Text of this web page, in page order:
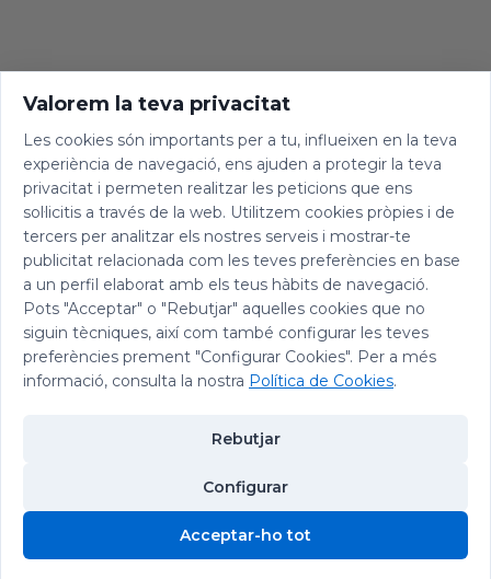
Política de privacitat|Política de Cookies
Xarxes Socials
Valorem la teva privacitat
Les cookies són importants per a tu, influeixen en la teva
experiència de navegació, ens ajuden a protegir la teva
privacitat i permeten realitzar les peticions que ens
sol·licitis a través de la web. Utilitzem cookies pròpies i de
tercers per analitzar els nostres serveis i mostrar-te
publicitat relacionada com les teves preferències en base
a un perfil elaborat amb els teus hàbits de navegació.
Pots "Acceptar" o "Rebutjar" aquelles cookies que no
siguin tècniques, així com també configurar les teves
preferències prement "Configurar Cookies". Per a més
informació, consulta la nostra Política de Cookies.
Rebutjar
Configurar
Acceptar-ho tot